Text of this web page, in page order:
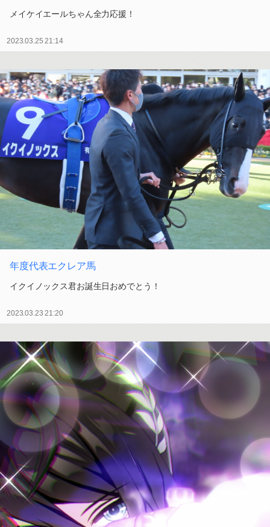
メイケイエールちゃん全力応援！
2023.03.25 21:14
年度代表エクレア馬
イクイノックス君お誕生日おめでとう！
2023.03.23 21:20